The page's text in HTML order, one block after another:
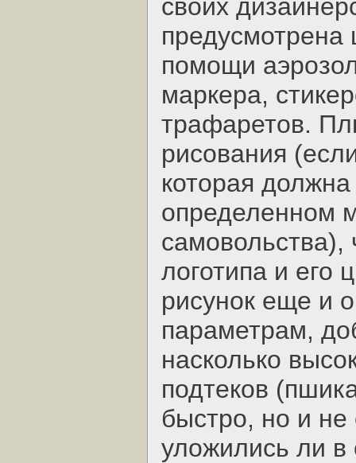
своих
предусмотрена
помощи
маркера,
трафаретов.
рисования
которая
определенном
логотипа и его
рисунок еще и
параметрам,
насколько
подтеков
быстро, но и
уложились ли в